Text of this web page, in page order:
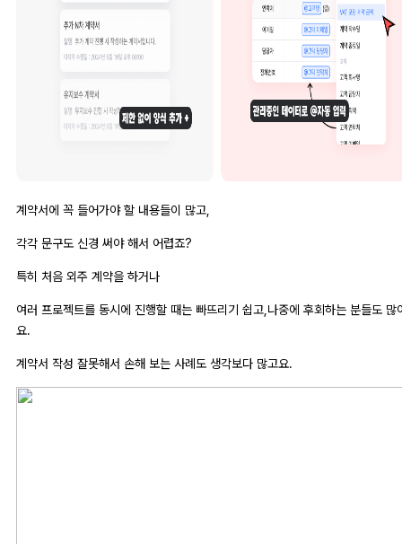
계약서에 꼭 들어가야 할 내용들이 많고,
각각 문구도 신경 써야 해서 어렵죠?
특히 처음 외주 계약을 하거나
여러 프로젝트를 동시에 진행할 때는 빠뜨리기 쉽고,나중에 후회하는 분들도 많
요.
계약서 작성 잘못해서 손해 보는 사례도 생각보다 많고요.